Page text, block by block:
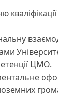
ЦМО.